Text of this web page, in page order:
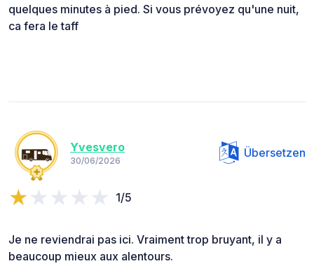
quelques minutes à pied. Si vous prévoyez qu'une nuit,
ca fera le taff
Yvesvero
30/06/2026
Übersetzen
1/5
Je ne reviendrai pas ici. Vraiment trop bruyant, il y a
beaucoup mieux aux alentours.